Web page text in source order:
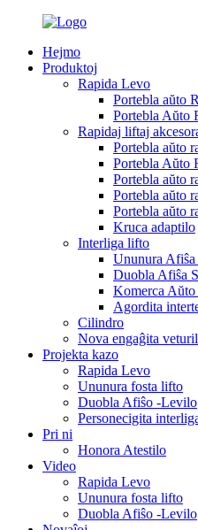
Hejmo
Produktoj
Rapida Levo
Portebla aŭto
Portebla Aŭto
Rapidaj liftaj
Portebla aŭto
Portebla Aŭto
Portebla aŭto
Portebla aŭto
Portebla aŭto
Kruca adaptilo
Interliga lifto
Ununura Afiŝa
Duobla Afiŝa
Komerca
Agordita
Cilindro
Nova engaĝita
Projekta kazo
Rapida Levo
Ununura fosta lifto
Duobla Afiŝo -Levilo
Personecigita
Pri ni
Honora Atestilo
Video
Rapida Levo
Ununura fosta lifto
Duobla Afiŝo -Levilo